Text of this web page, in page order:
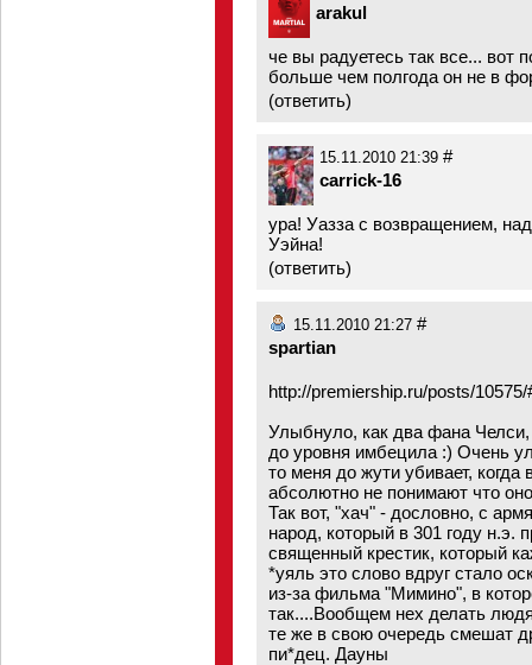
arakul
че вы радуетесь так все... вот
больше чем полгода он не в
(ответить)
15.11.2010 21:39 #
carrick-16
ура! Уазза с возвращением,
Уэйна!
(ответить)
15.11.2010 21:27 #
spartian
http://premiership.ru/posts/
Улыбнуло, как два фана
до уровня имбецила :) Очень
то меня до жути убивает,
абсолютно не понимают что
Так вот, "хач" - дословно, с
народ, который в 301 году н.э.
священный крестик, который
*уяль это слово вдруг стало
из-за фильма "Мимино", в
так....Вообщем нех делать
те же в свою очередь смешат
пи*дец. Дауны